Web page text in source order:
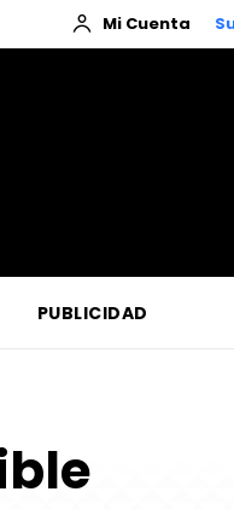
Mi Cuenta
PUBLICIDAD